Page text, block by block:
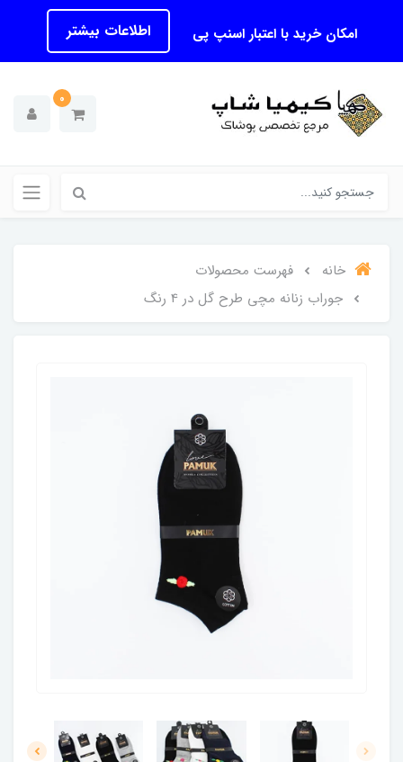
امکان خرید با اعتبار اسنپ پی اطلاعات بیشتر
0
خانه
فهرست محصولات
جوراب زنانه مچی طرح گل در 4 رنگ